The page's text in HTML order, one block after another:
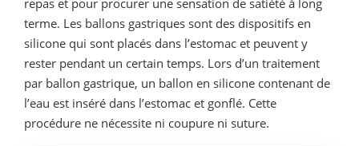
terme. Les ballons gastriques sont des dispositifs en
silicone qui sont placés dans l’estomac et peuvent y
rester pendant un certain temps. Lors d’un traitement
par ballon gastrique, un ballon en silicone contenant de
l’eau est inséré dans l’estomac et gonflé. Cette
procédure ne nécessite ni coupure ni suture.